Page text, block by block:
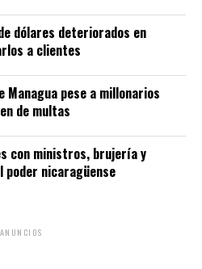
dólares deteriorados en
a clientes
Managua pese a millonarios
de multas
con ministros, brujería y
nicaragüense
ANUNCIOS